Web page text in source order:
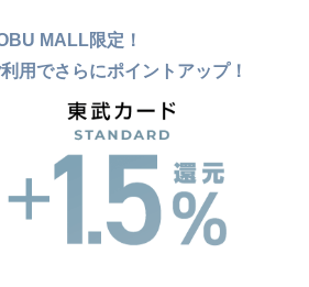
MALL限定！
用でさらにポイントアップ！